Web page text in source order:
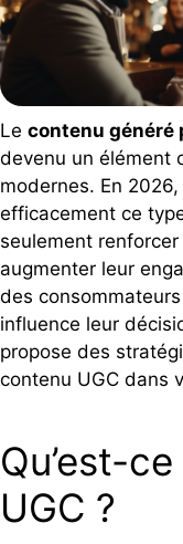
Le contenu généré
devenu un élément
modernes. En
efficacement ce
seulement
augmenter leur
des
influence leur
propose des
contenu UGC dans
Qu’est-
UGC ?